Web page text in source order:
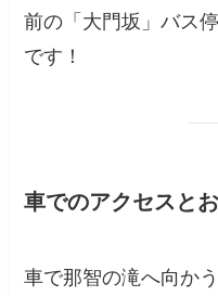
前の「大門坂」バス
です！
車でのアクセスと
車で那智の滝へ向か